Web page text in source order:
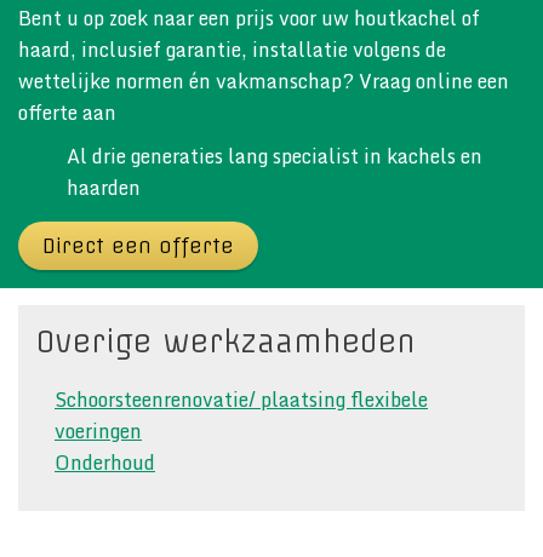
Bent u op zoek naar een prijs voor uw houtkachel of
haard, inclusief garantie, installatie volgens de
wettelijke normen én vakmanschap? Vraag online een
offerte aan
Al drie generaties lang specialist in kachels en
haarden
Direct een offerte
Overige werkzaamheden
Schoorsteenrenovatie/ plaatsing flexibele
voeringen
Onderhoud